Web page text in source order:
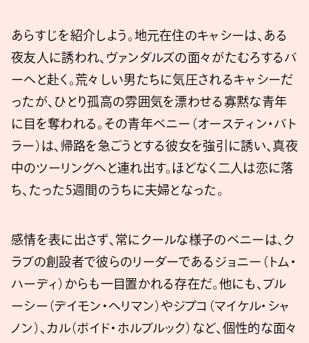
あらすじを紹介しよう。地元在住のキャシーは、ある
夜友人に誘われ、ヴァンダルズの面々がたむろするバ
ーへと赴く。荒々しい男たちに気圧されるキャシーだ
ったが、ひとり孤高の雰囲気を漂わせる寡黙な青年
に目を奪われる。その青年ベニー（オースティン・バト
ラー）は、帰路を急ごうとする彼女を強引に誘い、真夜
中のツーリングへと連れ出す。ほどなく二人は恋に落
ち、たった5週間のうちに夫婦となった。
感情を表に出さず、常にクールな様子のベニーは、ク
ラブの創設者で彼らのリーダーであるジョニー（トム・
ハーディ）からも一目置かれる存在だ。他にも、ブル
ーシー（デイモン・ヘリマン）やジプコ（マイケル・シャ
ノン）、カル（ボイド・ホルブルック）など、個性的な面々